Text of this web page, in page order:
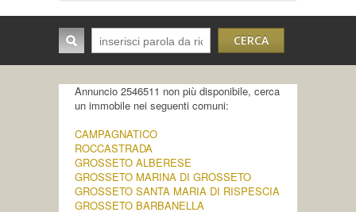
Annuncio 2546511 non più disponibile, cerca
un immobile nei seguenti comuni:
CAMPAGNATICO
ROCCASTRADA
GROSSETO ALBERESE
GROSSETO MARINA DI GROSSETO
GROSSETO SANTA MARIA DI RISPESCIA
GROSSETO BARBANELLA